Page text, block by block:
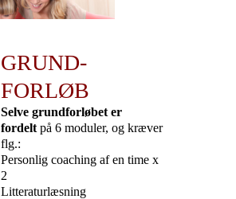
GRUND-
FORLØB
Selve grundforløbet er
fordeltpå 6 moduler, og kræver
flg.:
Personlig coaching af en time x
2
Litteraturlæsning